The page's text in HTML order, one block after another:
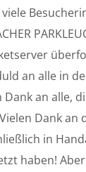
an alle in
an alle,
Dank an
in
haben!